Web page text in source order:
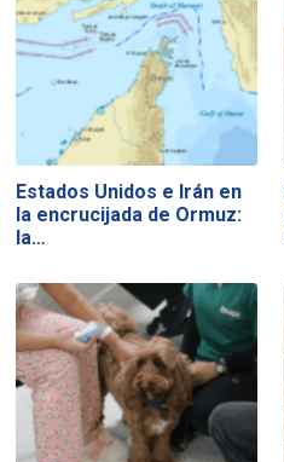
Estados Unidos e Irán en
la encrucijada de Ormuz:
la…